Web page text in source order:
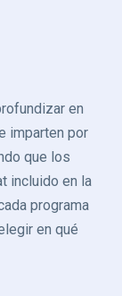
en
imparten por
que los
incluido en la
programa
en qué